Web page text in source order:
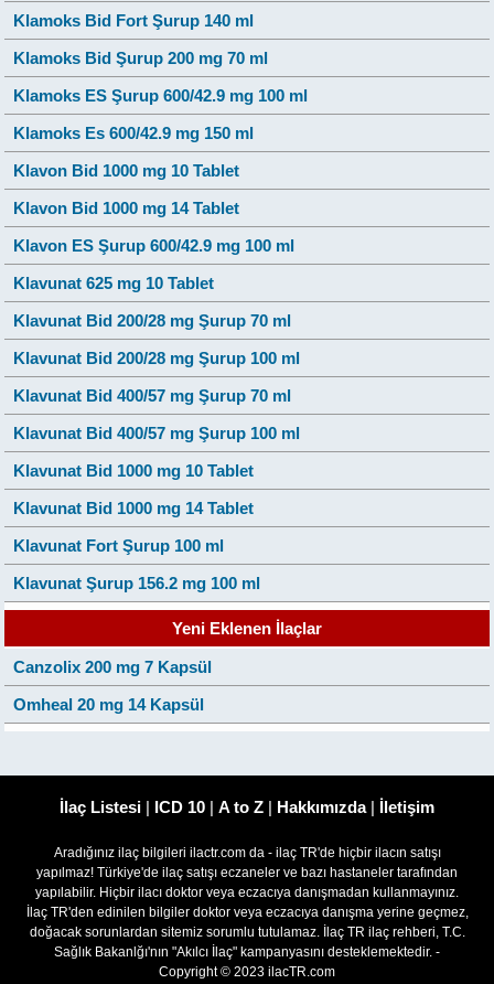
Klamoks Bid Fort Şurup 140 ml
Klamoks Bid Şurup 200 mg 70 ml
Klamoks ES Şurup 600/42.9 mg 100 ml
Klamoks Es 600/42.9 mg 150 ml
Klavon Bid 1000 mg 10 Tablet
Klavon Bid 1000 mg 14 Tablet
Klavon ES Şurup 600/42.9 mg 100 ml
Klavunat 625 mg 10 Tablet
Klavunat Bid 200/28 mg Şurup 70 ml
Klavunat Bid 200/28 mg Şurup 100 ml
Klavunat Bid 400/57 mg Şurup 70 ml
Klavunat Bid 400/57 mg Şurup 100 ml
Klavunat Bid 1000 mg 10 Tablet
Klavunat Bid 1000 mg 14 Tablet
Klavunat Fort Şurup 100 ml
Klavunat Şurup 156.2 mg 100 ml
Yeni Eklenen İlaçlar
Canzolix 200 mg 7 Kapsül
Omheal 20 mg 14 Kapsül
İlaç Listesi | ICD 10 | A to Z | Hakkımızda| İletişim
Aradığınız ilaç bilgileri ilactr.com da - ilaç TR'de hiçbir ilacın satışı
yapılmaz! Türkiye'de ilaç satışı eczaneler ve bazı hastaneler tarafından
yapılabilir. Hiçbir ilacı doktor veya eczacıya danışmadan kullanmayınız.
İlaç TR'den edinilen bilgiler doktor veya eczacıya danışma yerine geçmez,
doğacak sorunlardan sitemiz sorumlu tutulamaz. İlaç TR ilaç rehberi, T.C.
Sağlık Bakanlğı'nın "Akılcı İlaç" kampanyasını desteklemektedir. -
Copyright © 2023 ilacTR.com